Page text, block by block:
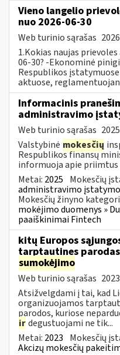
Vieno langelio
nuo 2026-06-30
Web turinio sąrašas
1.Kokias naujas
06-30? -Ekonominė
Respublikos
aktuose,
Informacinis
administravimo
Web turinio sąrašas
Valstybinė mokesčių
Respublikos finansų
informuoja apie priimtus
Metai: 2025 Mokesčių
administravimo
Mokesčių žinyno
mokėjimo duomenys »
paaiškinimai Fintech
kitų Europos
tarptautines
sumokėjimo
Web turinio sąrašas
Atsižvelgdami į tai, kad
organizuojamos
parodos, kuriose
irdegustuojami ne tik...
Metai: 2023 Mokesčių
Akcizų mokesčių